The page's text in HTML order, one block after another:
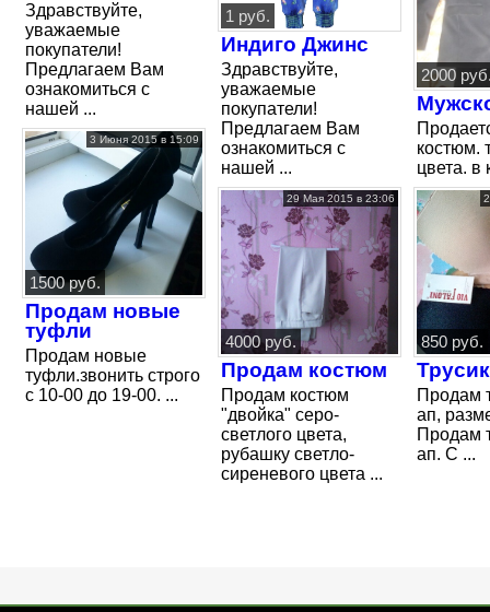
Здравствуйте,
уважаемые
покупатели!
Предлагаем Вам
ознакомиться с
нашей ...
3 Июня 2015 в 15:09
1500 руб.
Продам новые
туфли
Продам новые
туфли.звонить строго
с 10-00 до 19-00. ...
1 руб.
Индиго Джинс
Здравствуйте,
уважаемые
покупатели!
Предлагаем Вам
ознакомиться с
нашей ...
29 Мая 2015 в 23:06
4000 руб.
Продам костюм
Продам костюм
"двойка" серо-
светлого цвета,
рубашку светло-
сиреневого цвета ...
2000
костюм.
цвета. в
850 руб.
Продам
ап,
Продам
ап. С ...